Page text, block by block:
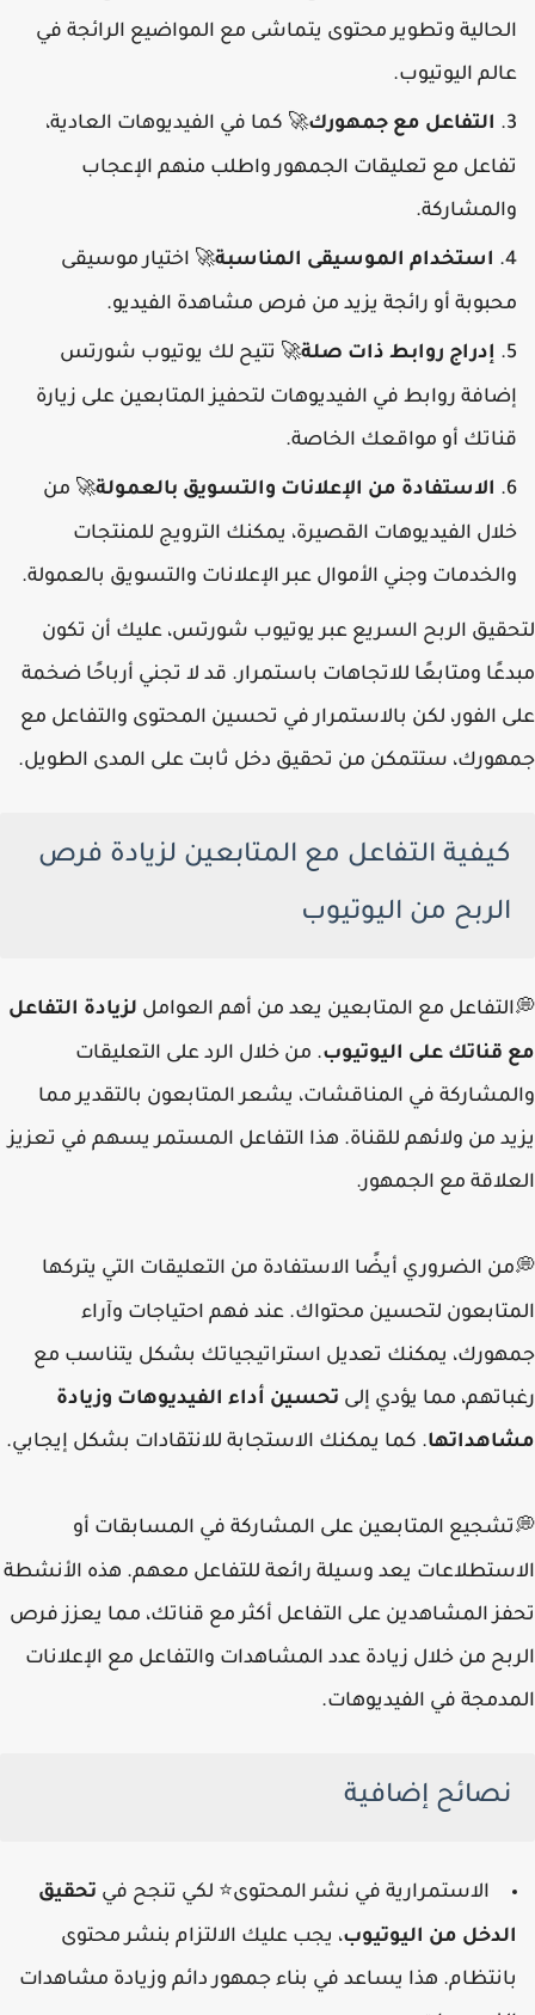
الحالية وتطوير محتوى يتماشى مع المواضيع الرائجة في
عالم اليوتيوب.
التفاعل مع جمهورك🚀 كما في الفيديوهات العادية،
تفاعل مع تعليقات الجمهور واطلب منهم الإعجاب
والمشاركة.
استخدام الموسيقى المناسبة🚀 اختيار موسيقى
محبوبة أو رائجة يزيد من فرص مشاهدة الفيديو.
إدراج روابط ذات صلة🚀 تتيح لك يوتيوب شورتس
إضافة روابط في الفيديوهات لتحفيز المتابعين على زيارة
قناتك أو مواقعك الخاصة.
الاستفادة من الإعلانات والتسويق بالعمولة🚀 من
خلال الفيديوهات القصيرة، يمكنك الترويج للمنتجات
والخدمات وجني الأموال عبر الإعلانات والتسويق بالعمولة.
لتحقيق الربح السريع عبر يوتيوب شورتس، عليك أن تكون
مبدعًا ومتابعًا للاتجاهات باستمرار. قد لا تجني أرباحًا ضخمة
على الفور، لكن بالاستمرار في تحسين المحتوى والتفاعل مع
جمهورك، ستتمكن من تحقيق دخل ثابت على المدى الطويل.
كيفية التفاعل مع المتابعين لزيادة فرص
الربح من اليوتيوب
💭التفاعل مع المتابعين يعد من أهم العوامل لزيادة التفاعل
مع قناتك على اليوتيوب. من خلال الرد على التعليقات
والمشاركة في المناقشات، يشعر المتابعون بالتقدير مما
يزيد من ولائهم للقناة. هذا التفاعل المستمر يسهم في تعزيز
العلاقة مع الجمهور.
💭من الضروري أيضًا الاستفادة من التعليقات التي يتركها
المتابعون لتحسين محتواك. عند فهم احتياجات وآراء
جمهورك، يمكنك تعديل استراتيجياتك بشكل يتناسب مع
رغباتهم، مما يؤدي إلى تحسين أداء الفيديوهات وزيادة
مشاهداتها. كما يمكنك الاستجابة للانتقادات بشكل إيجابي.
💭تشجيع المتابعين على المشاركة في المسابقات أو
الاستطلاعات يعد وسيلة رائعة للتفاعل معهم. هذه الأنشطة
تحفز المشاهدين على التفاعل أكثر مع قناتك، مما يعزز فرص
الربح من خلال زيادة عدد المشاهدات والتفاعل مع الإعلانات
المدمجة في الفيديوهات.
نصائح إضافية
الاستمرارية في نشر المحتوى⭐ لكي تنجح في تحقيق
الدخل من اليوتيوب، يجب عليك الالتزام بنشر محتوى
بانتظام. هذا يساعد في بناء جمهور دائم وزيادة مشاهدات